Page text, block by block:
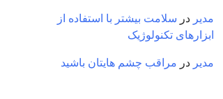
مدیر در سلامت بیشتر با استفاده از
ابزارهای تکنولوژیک
مدیر در مراقب چشم هایتان باشید